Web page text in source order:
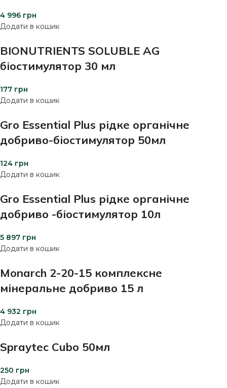
4 996 грн
Додати в кошик
BIONUTRIENTS SOLUBLE AG
біостимулятор 30 мл
177 грн
Додати в кошик
Gro Essential Plus рідке органічне
добриво-біостимулятор 50мл
124 грн
Додати в кошик
Gro Essential Plus рідке органічне
добриво -біостимулятор 10л
5 897 грн
Додати в кошик
Monarch 2-20-15 комплексне
мінеральне добриво 15 л
4 932 грн
Додати в кошик
Spraytec Cubo 50мл
250 грн
Додати в кошик